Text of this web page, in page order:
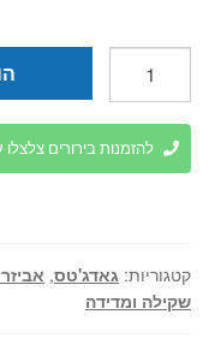
סט
כפות
פלסטיק
להזמנות בירורים צלצלו עכשיו
קטגוריות: גאדג'טס,
שקילה ומדידה